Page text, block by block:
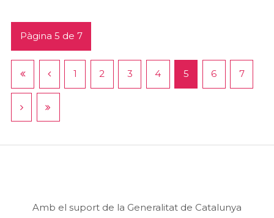
Pàgina 5 de 7
1 2 3 4 5 6 7
Amb el suport de la Generalitat de Catalunya